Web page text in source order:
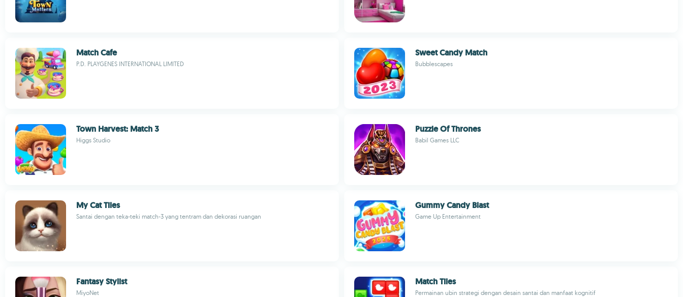
Match Cafe
P.D. PLAYGENES INTERNATIONAL LIMITED
Sweet Candy Match
Bubblescapes
Town Harvest: Match 3
Higgs Studio
Puzzle Of Thrones
Babil Games LLC
My Cat Tiles
Santai dengan teka-teki match-3 yang tentram dan dekorasi ruangan
Gummy Candy Blast
Game Up Entertainment
Fantasy Stylist
MiyoNet
Match Tiles
Permainan ubin strategi dengan desain santai dan manfaat kognitif